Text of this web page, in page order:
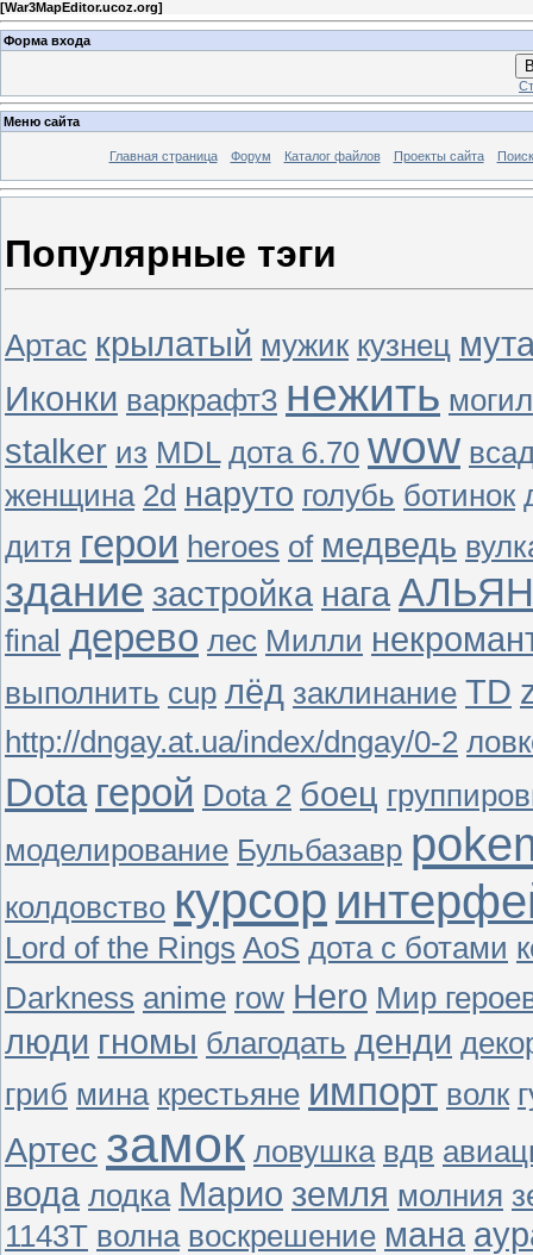
[War3MapEditor.ucoz.org]
Форма входа
Меню сайта
Главная страница Форум Каталог файлов Проекты сайта
Популярные тэги
Артас крылатый мужик кузнец
Иконки варкрафт3 нежить
stalker из MDL дота 6.70 wow
женщина 2d наруто голубь ботинок
дитя герои heroes of медведь
здание застройка нага
final дерево лес Милли
выполнить cup лёд заклинание TD
http://dngay.at.ua/index/dngay/0-2
Dota герой Dota 2 боец
моделирование Бульбазавр
колдовство курсор
Lord of the Rings AoS дота с ботами
Darkness anime row Hero Мир
люди гномы благодать денди
гриб мина крестьяне импорт волк
Артес замок ловушка вдв
вода лодка Марио земля молния
1143T волна воскрешение мана